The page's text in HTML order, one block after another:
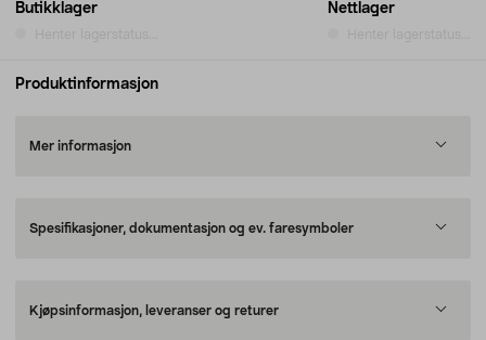
Butikklager Nettlager
Produktinformasjon
Mer informasjon
Spesifikasjoner, dokumentasjon og ev. faresymboler
Kjøpsinformasjon, leveranser og returer